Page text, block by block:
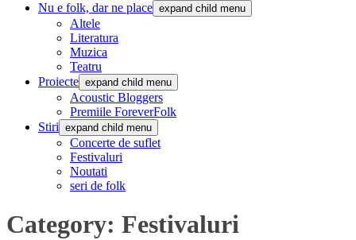
Nu e folk, dar ne place expand child menu
Altele
Literatura
Muzica
Teatru
Proiecte expand child menu
Acoustic Bloggers
Premiile ForeverFolk
Stiri expand child menu
Concerte de suflet
Festivaluri
Noutati
seri de folk
Category: Festivaluri